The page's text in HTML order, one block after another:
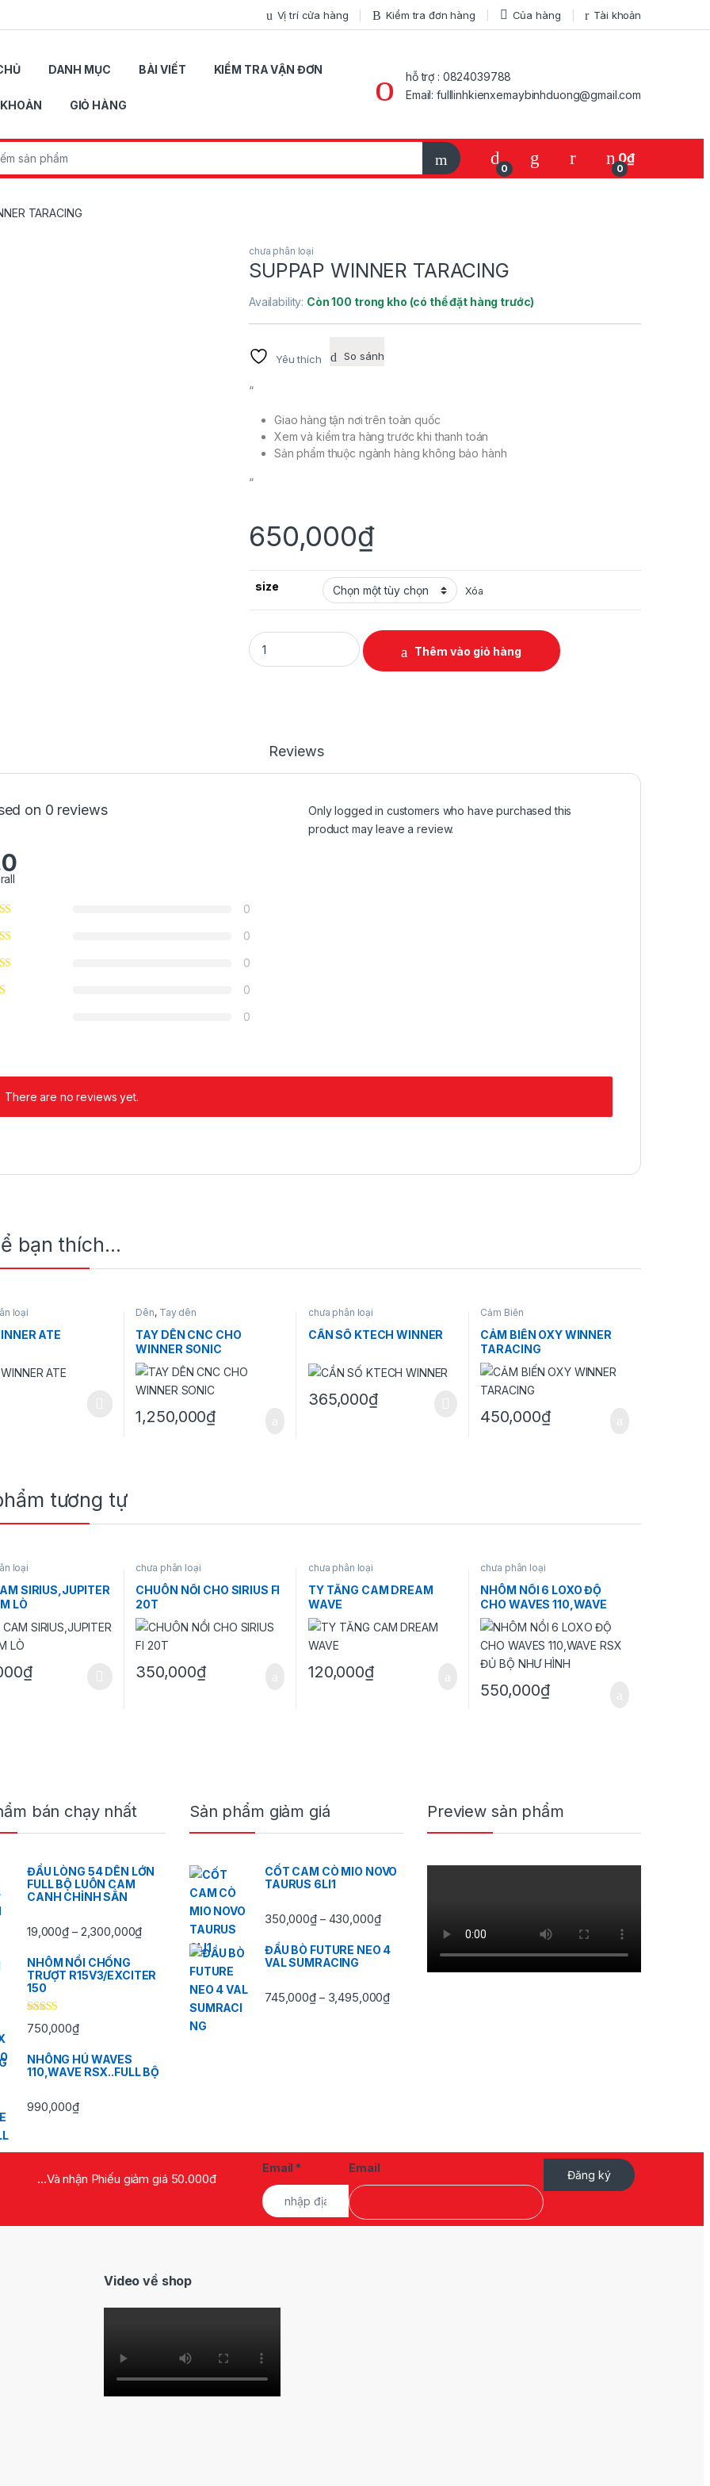
Vị trí cửa hàng Kiểm tra đơn hàng Của hàng Tài khoản
DANH MỤC BÀI VIẾT KIỂM TRA VẬN ĐƠN
GIỎ HÀNG
hỗ trợ : 0824039788
Email: fulllinhkienxemaybinhduong@gmail.com
0
My Account
0
0₫
TARACING
chưa phân loại
SUPPAP WINNER TARACING
Availability: Còn 100 trong kho (có thể đặt hàng trước)
Yêu thích So sánh
“
Giao hàng tận nơi trên toàn quốc
Xem và kiểm tra hàng trước khi thanh toán
Sản phẩm thuộc ngành hàng không bảo hành
“
650,000₫
size Xóa
SUPPAP WINNER TARACING quantity
Thêm vào giỏ hàng
Reviews
on 0 reviews
0
0
0
0
0
Only logged in customers who have purchased this
product may leave a review.
There are no reviews yet.
bạn thích…
loại
ATE
này có nhiều biến thể. Các tùy chọn có thể được chọn trên trang sản phẩm
Dên, Tay dên
TAY DÊN CNC CHO
WINNER SONIC
1,250,000₫
chưa phân loại
CẦN SỐ KTECH WINNER
365,000₫
Cảm Biến
CẢM BIẾN OXY WINNER
TARACING
450,000₫
tương tự
loại
SIRIUS,JUPITER
LÒ
₫
này có nhiều biến thể. Các tùy chọn có thể được chọn trên trang sản phẩm
chưa phân loại
CHUÔN NỒI CHO SIRIUS FI
20T
350,000₫
chưa phân loại
TY TĂNG CAM DREAM
WAVE
120,000₫
chưa phân loại
NHÔM NỒI 6 LOXO ĐỘ
CHO WAVES 110,WAVE
RSX ĐỦ BỘ NHƯ HÌNH
550,000₫
đến 650,000₫
đến 240,000₫
đến 430,000₫
đến 2,300,000₫
bán chạy nhất
ĐẦU LÒNG 54 DÊN LỚN
FULL BỘ LUÔN CAM
CANH CHỈNH SẲN
19,000₫ – 2,300,000₫Khoảng giá: từ 19,000₫ đến 2,300,000₫
NHÔM NỒI CHỐNG
TRƯỢT R15V3/EXCITER
150
Được xếp
hạng5.005
750,000₫
NHÔNG HÚ WAVES
110,WAVE RSX..FULL BỘ
990,000₫
Sản phẩm giảm giá
CỐT CAM CÒ MIO NOVO
TAURUS 6LI1
350,000₫ – 430,000₫Khoảng giá: từ 350,000₫ đến 430,000₫
ĐẦU BÒ FUTURE NEO 4
VAL SUMRACING
745,000₫ – 3,495,000₫Khoảng giá: từ 745,000₫ đến 3,495,000₫
Preview sản phẩm
...Và nhận Phiếu giảm giá 50.000đ
Email * Email
Đăng ký
Video về shop